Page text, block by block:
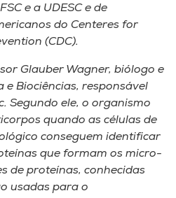
e a UDESC e de
do Centeres for
(CDC).
Glauber Wagner, biólogo e
Biociências, responsável
Segundo ele, o organismo
quando as células de
conseguem identificar
que formam os micro-
de proteínas, conhecidas
usadas para o